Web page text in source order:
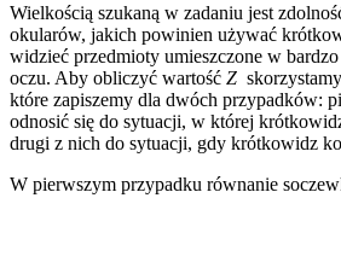
Wielkością szukaną w zadaniu jest
okularów, jakich powinien używać
widzieć przedmioty umieszczone w
oczu. Aby obliczyć wartość Z
które zapiszemy dla dwóch przypadków:
odnosić się do sytuacji, w której
drugi z nich do sytuacji, gdy krótkowidz
W pierwszym przypadku równanie